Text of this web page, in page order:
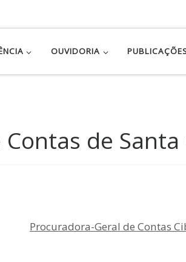
OUVIDORIA
de
Procuradora-Geral de Contas